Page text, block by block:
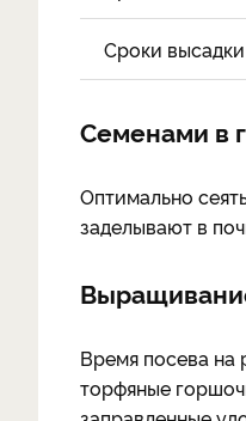
Сроки
Семенами в
Оптимально
заделывают в
Время посева на
торфяные